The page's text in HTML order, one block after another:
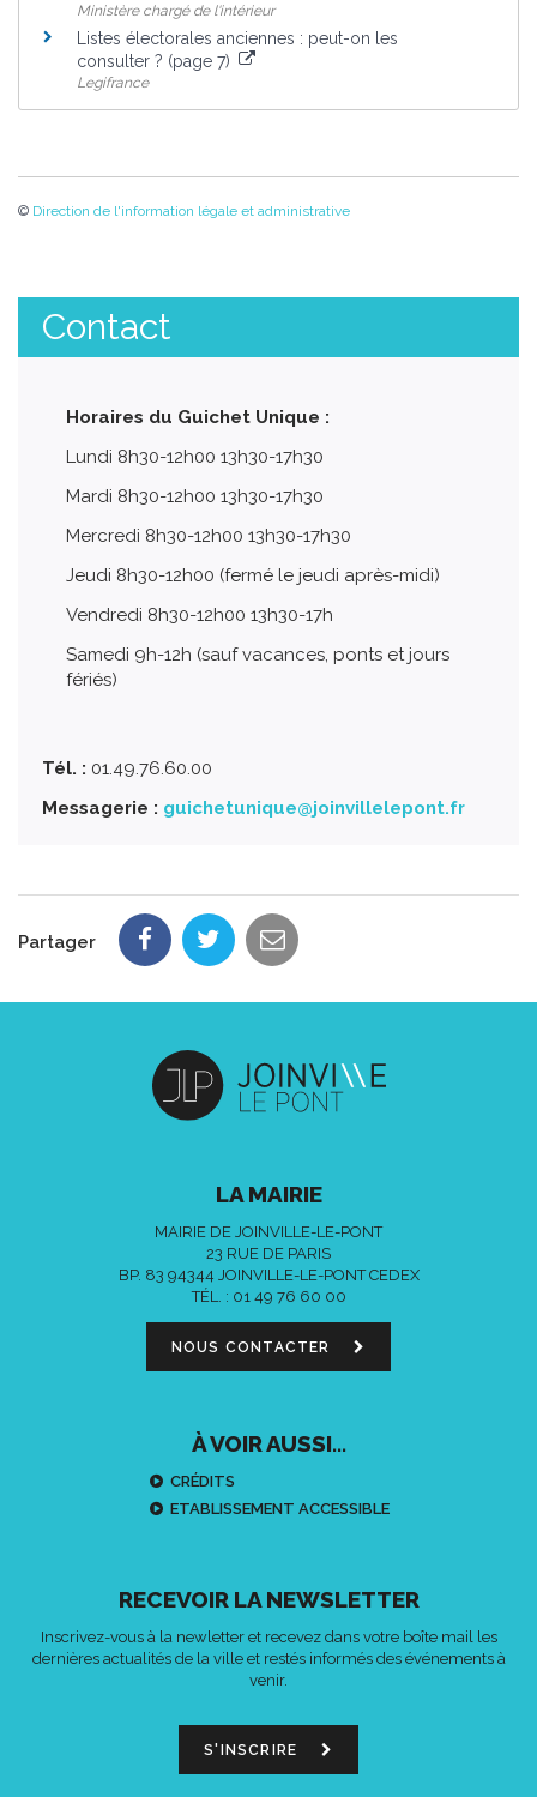
Ministère chargé de l'intérieur
Listes électorales anciennes : peut-on les
consulter ? (page 7)
Legifrance
© Direction de l'information légale et administrative
Contact
Horaires du Guichet Unique :
Lundi 8h30-12h00 13h30-17h30
Mardi 8h30-12h00 13h30-17h30
Mercredi 8h30-12h00 13h30-17h30
Jeudi 8h30-12h00 (fermé le jeudi après-midi)
Vendredi 8h30-12h00 13h30-17h
Samedi 9h-12h (sauf vacances, ponts et jours
fériés)
Tél. : 01.49.76.60.00
Messagerie : guichetunique@joinvillelepont.fr
Partager
LA MAIRIE
MAIRIE DE JOINVILLE-LE-PONT
23 RUE DE PARIS
BP. 83 94344 JOINVILLE-LE-PONT CEDEX
TÉL. : 01 49 76 60 00
NOUS CONTACTER
À VOIR AUSSI...
CRÉDITS
ETABLISSEMENT ACCESSIBLE
RECEVOIR LA NEWSLETTER
Inscrivez-vous à la newletter et recevez dans votre boîte mail les
dernières actualités de la ville et restés informés des événements à
venir.
S'INSCRIRE